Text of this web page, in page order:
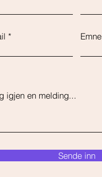
Emne
igjen en melding...
Sende inn